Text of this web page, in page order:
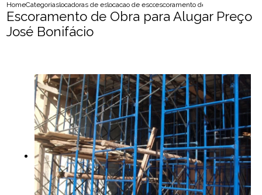
HomeCategoriaslocadoras de escoraslocacao de escora metalicaescoramento de obra para alugar
Escoramento de Obra para Alugar Preço
José Bonifácio